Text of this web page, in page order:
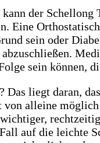
der
Eine
sein oder
sein können,
liegt daran,
alleine
auf die leichte